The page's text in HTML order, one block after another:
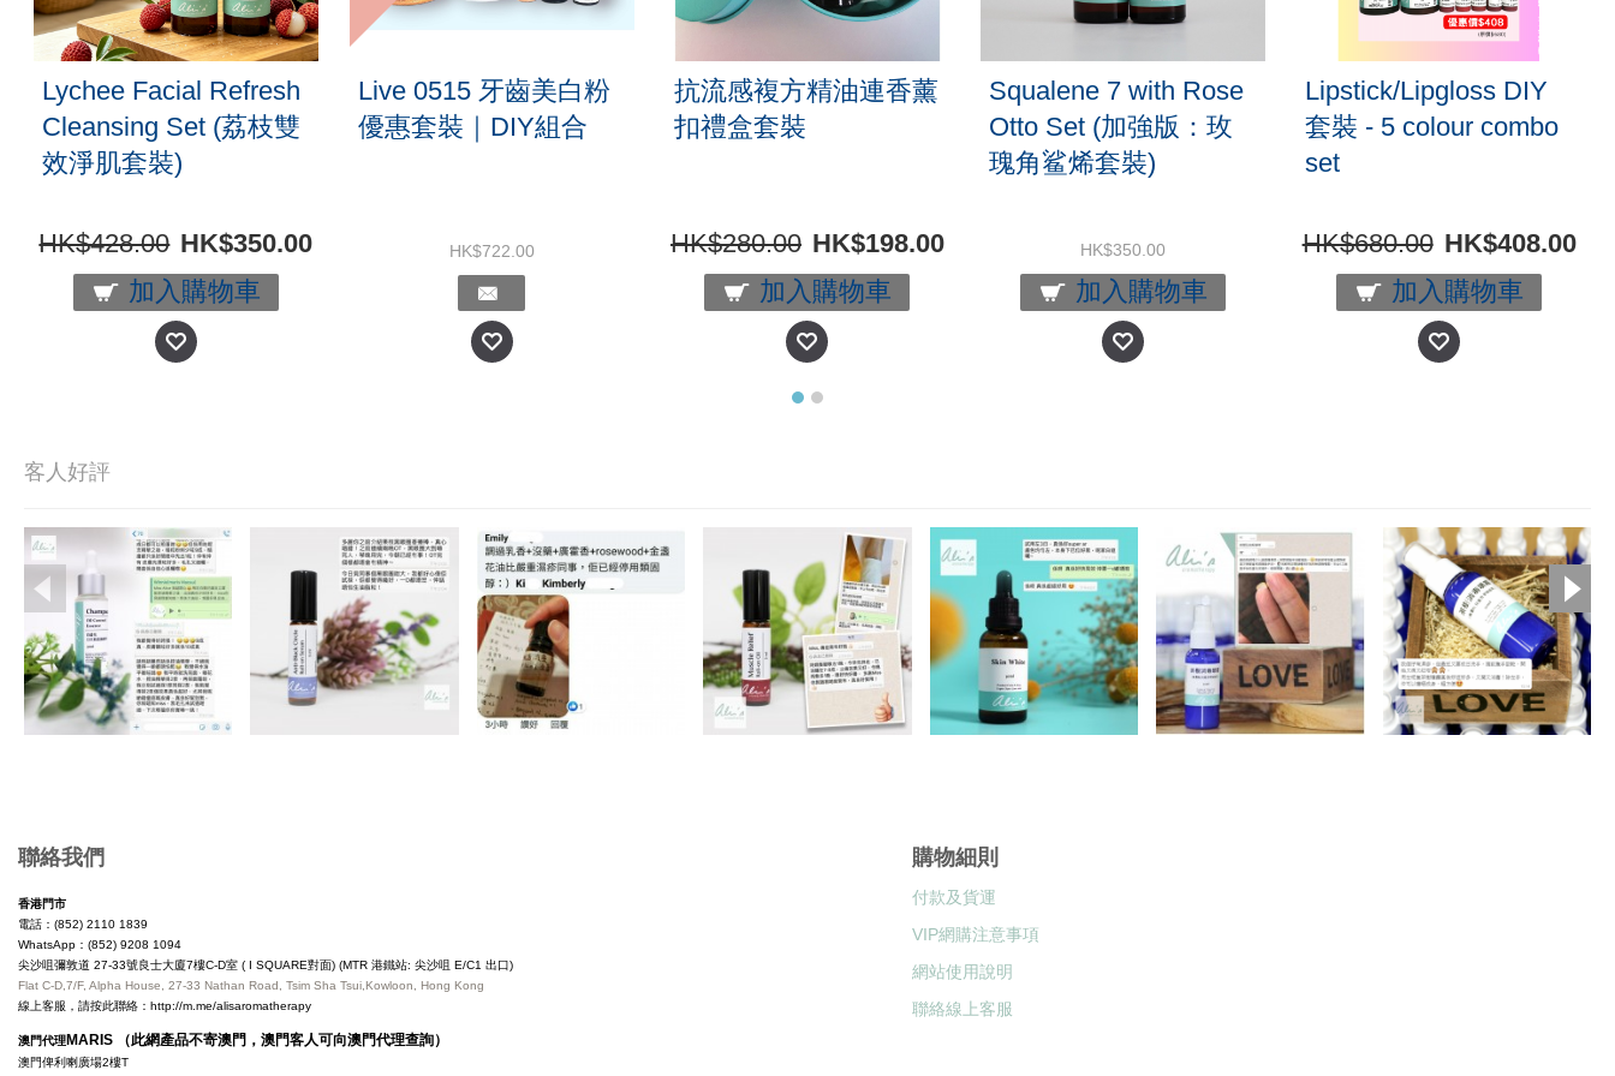
Lychee Facial Refresh
Cleansing Set (荔枝雙
效淨肌套裝)
HK$428.00 HK$350.00
加入購物車
Live 0515 牙齒美白粉
優惠套裝｜DIY組合
HK$722.00
抗流感複方精油連香薰
扣禮盒套裝
HK$280.00 HK$198.00
加入購物車
Squalene 7 with Rose
Otto Set (加強版：玫
瑰角鲨烯套裝)
HK$350.00
加入購物車
Lipstick/Lipgloss DIY
套裝 - 5 colour combo
set
HK$680.00 HK$408.00
加入購物車
客人好評
聯絡我們
香港門市
電話：(852) 2110 1839
WhatsApp：(852) 9208 1094
尖沙咀彌敦道 27-33號良士大廈7樓C-D室 ( I SQUARE對面) (MTR 港鐵站: 尖沙咀 E/C1 出口)
Flat C-D,7/F, Alpha House, 27-33 Nathan Road, Tsim Sha Tsui,Kowloon, Hong Kong
線上客服，請按此聯絡： http://m.me/alisaromatherapy
澳門代理MARIS （此網產品不寄澳門，澳門客人可向澳門代理查詢）
澳門俾利喇廣場2樓T
購物細則
付款及貨運
VIP網購注意事項
網站使用說明
聯絡線上客服